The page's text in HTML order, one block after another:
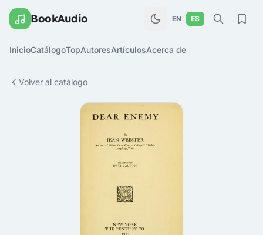
BookAudio EN ES
InicioCatálogoTopAutoresArtículosAcerca de
Volver al catálogo